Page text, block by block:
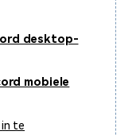
desktop-
mobiele
te